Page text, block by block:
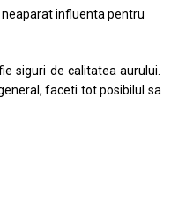
influenta pentru
siguri de calitatea aurului.
faceti tot posibilul sa